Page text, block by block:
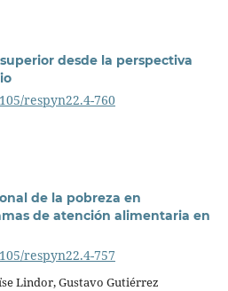
desde la perspectiva
respyn22.4-760
de la pobreza en
de atención alimentaria en
respyn22.4-757
Lindor, Gustavo Gutiérrez